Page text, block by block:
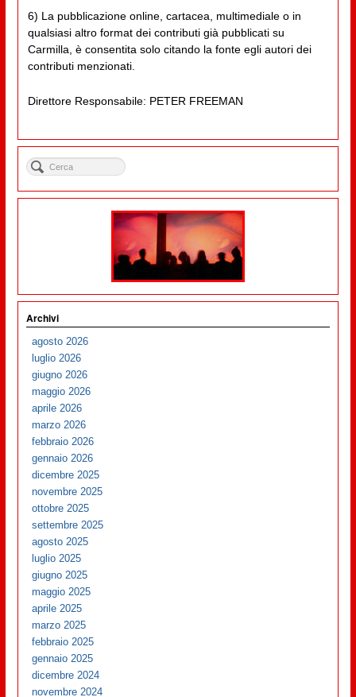
6) La pubblicazione online, cartacea, multimediale o in
qualsiasi altro format dei contributi già pubblicati su
Carmilla, è consentita solo citando la fonte egli autori dei
contributi menzionati.
Direttore Responsabile: PETER FREEMAN
Archivi
agosto 2026
luglio 2026
giugno 2026
maggio 2026
aprile 2026
marzo 2026
febbraio 2026
gennaio 2026
dicembre 2025
novembre 2025
ottobre 2025
settembre 2025
agosto 2025
luglio 2025
giugno 2025
maggio 2025
aprile 2025
marzo 2025
febbraio 2025
gennaio 2025
dicembre 2024
novembre 2024